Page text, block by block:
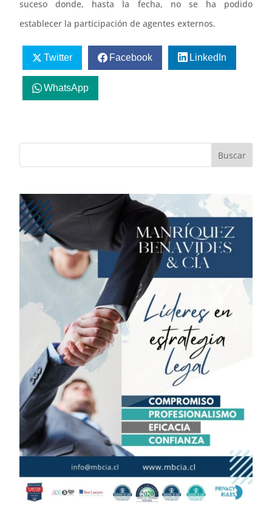
suceso donde, hasta la fecha, no se ha podido
establecer la participación de agentes externos.
Twitter Facebook LinkedIn
WhatsApp